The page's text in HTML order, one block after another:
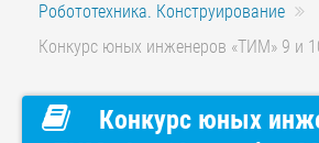
Робототехника. Конструирование
Конкурс юных инженеров «ТИМ» 9 и
Конкурс юных